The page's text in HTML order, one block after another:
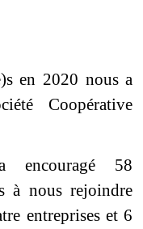
en 2020 nous a
Coopérative
encouragé 58
à nous rejoindre
entreprises et 6